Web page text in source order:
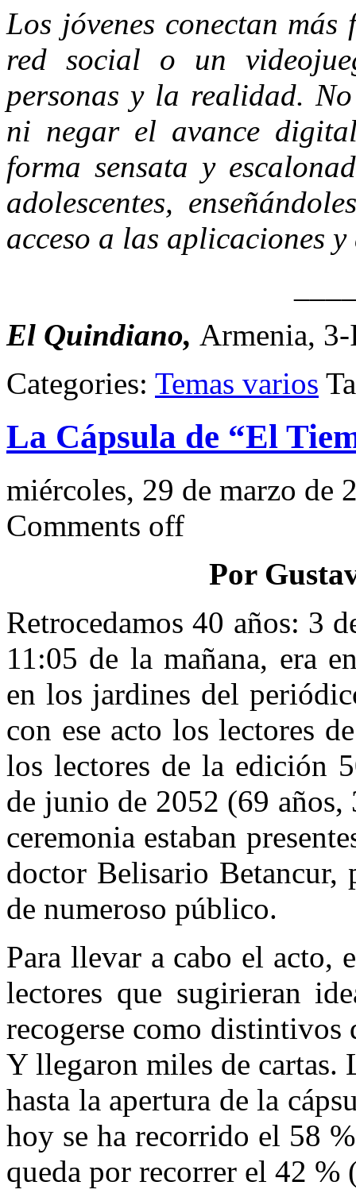
Los jóvenes conectan
red social o un
personas y la realidad.
ni negar el avance
forma sensata y
adolescentes,
acceso a las aplicaciones
El Quindiano, Armenia,
Categories: Temas varios
La Cápsula de “El
miércoles, 29 de marzo de
Comments off
Por
Retrocedamos 40 años: 3
11:05 de la mañana, era
en los jardines del
con ese acto los lectores
los lectores de la edición
de junio de 2052 (69 años,
ceremonia estaban
doctor Belisario Betancur,
de numeroso público.
Para llevar a cabo el acto,
lectores que sugirieran
recogerse como distintivos
Y llegaron miles de cartas.
hasta la apertura de la
hoy se ha recorrido el 58
queda por recorrer el 42 %